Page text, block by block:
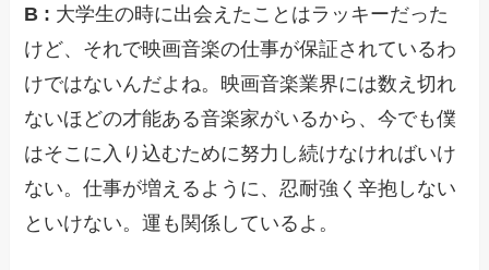
B : 大学生の時に出会えたことはラッキーだった
けど、それで映画音楽の仕事が保証されているわ
けではないんだよね。映画音楽業界には数え切れ
ないほどの才能ある音楽家がいるから、今でも僕
はそこに入り込むために努力し続けなければいけ
ない。仕事が増えるように、忍耐強く辛抱しない
といけない。運も関係しているよ。